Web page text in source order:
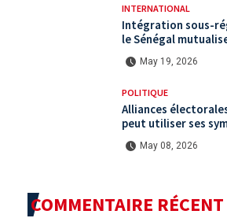
INTERNATIONAL
Intégration sous-
le Sénégal
Koundara via le
May 19, 2026
POLITIQUE
Alliances
peut utiliser ses
avant le scrutin du
May 08, 2026
COMMENTAIRE RÉCENT